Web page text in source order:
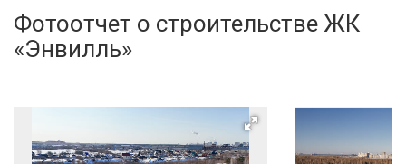
Фотоотчет о строительстве ЖК
«Энвилль»